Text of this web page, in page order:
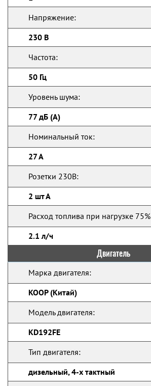
Напряжение:
230 В
Частота:
50 Гц
Уровень шума:
77 дБ (А)
Номинальный ток:
27 А
Розетки 230В:
2 шт А
Расход топлива при нагрузке 75%
2.1 л/ч
Двигатель
Марка двигателя:
KOOP (Китай)
Модель двигателя:
KD192FE
Тип двигателя:
дизельный, 4-х тактный